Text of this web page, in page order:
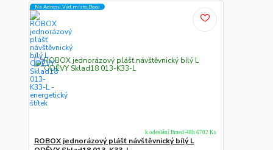
Na Adresu,Výd.místo,Boxu
ROBOX jednorázový plášť návštěvnický bílý L
k odeslání Ihned-48h 6702 Ks